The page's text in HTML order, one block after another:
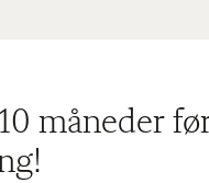
måneder